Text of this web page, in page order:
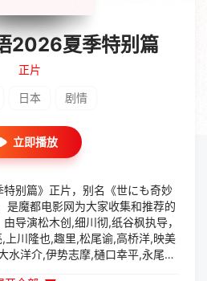
2026夏季特别篇
正片
日本 剧情
立即播放
特别篇》正片，别名《世にも奇妙
是魔都电影网为大家收集和推荐的
导演松木创,细川彻,纸谷枫执导，
上川隆也,趣里,松尾谕,高桥洋,映美
水洋介,伊势志摩,樋口幸平,永尾柚